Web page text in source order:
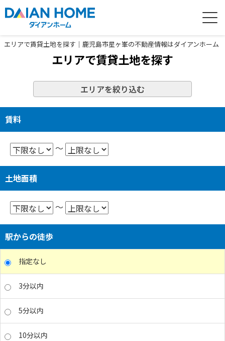
エリアで賃貸土地を探す｜鹿児島市星ヶ峯の不動産情報はダイアンホーム
エリアで賃貸土地を探す
エリアを絞り込む
賃料
～
土地面積
～
駅からの徒歩
指定なし
3分以内
5分以内
10分以内